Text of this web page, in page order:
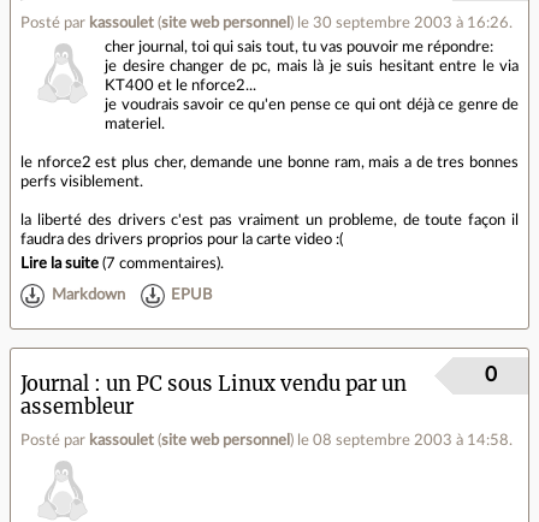
Posté par kassoulet (site web personnel ) le 30 septembre 2003 à 16:26.
cher journal, toi qui sais tout, tu vas pouvoir me répondre:
je desire changer de pc, mais là je suis hesitant entre le via
KT400 et le nforce2...
je voudrais savoir ce qu'en pense ce qui ont déjà ce genre de
materiel.
le nforce2 est plus cher, demande une bonne ram, mais a de tres bonnes
perfs visiblement.
la liberté des drivers c'est pas vraiment un probleme, de toute façon il
faudra des drivers proprios pour la carte video :(
Lire la suite (7 commentaires).
Markdown EPUB
Journal
un PC sous Linux vendu par un
assembleur
Posté par kassoulet (site web personnel ) le 08 septembre 2003 à 14:58.
0